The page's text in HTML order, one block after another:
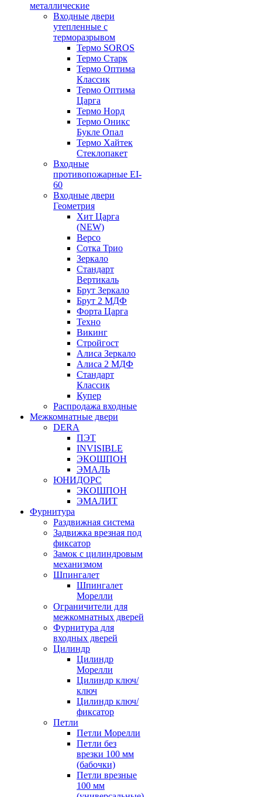
металлические
Входные двери
утепленные с
терморазрывом
Термо SOROS
Термо Старк
Термо Оптима
Классик
Термо Оптима
Царга
Термо Норд
Термо Оникс
Букле Опал
Термо Хайтек
Стеклопакет
Входные
противопожарные EI-
60
Входные двери
Геометрия
Хит Царга
(NEW)
Версо
Сотка Трио
Зеркало
Стандарт
Вертикаль
Брут Зеркало
Брут 2 МДФ
Форта Царга
Техно
Викинг
Стройгост
Алиса Зеркало
Алиса 2 МДФ
Стандарт
Классик
Купер
Распродажа входные
Межкомнатные двери
DERA
ПЭТ
INVISIBLE
ЭКОШПОН
ЭМАЛЬ
ЮНИДОРС
ЭКОШПОН
ЭМАЛИТ
Фурнитура
Раздвижная система
Задвижка врезная под
фиксатор
Замок с цилиндровым
механизмом
Шпингалет
Шпингалет
Морелли
Ограничители для
межкомнатных дверей
Фурнитура для
входных дверей
Цилиндр
Цилиндр
Морелли
Цилиндр ключ/
ключ
Цилиндр ключ/
фиксатор
Петли
Петли Морелли
Петли без
врезки 100 мм
(бабочки)
Петли врезные
100 мм